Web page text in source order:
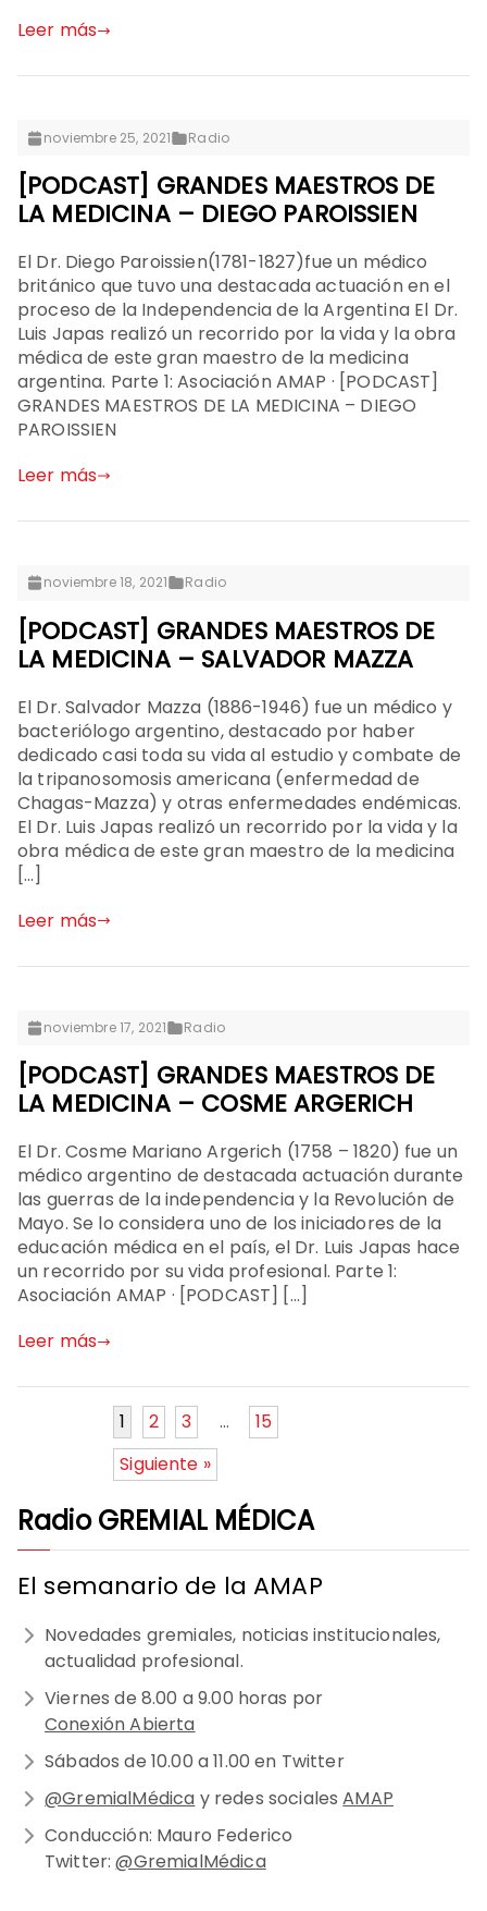
Leer más
noviembre 25, 2021 Radio
[PODCAST] GRANDES MAESTROS DE
LA MEDICINA – DIEGO PAROISSIEN
El Dr. Diego Paroissien(1781-1827)fue un médico
británico que tuvo una destacada actuación en el
proceso de la Independencia de la Argentina El Dr.
Luis Japas realizó un recorrido por la vida y la obra
médica de este gran maestro de la medicina
argentina. Parte 1: Asociación AMAP · [PODCAST]
GRANDES MAESTROS DE LA MEDICINA – DIEGO
PAROISSIEN
Leer más
noviembre 18, 2021 Radio
[PODCAST] GRANDES MAESTROS DE
LA MEDICINA – SALVADOR MAZZA
El Dr. Salvador Mazza (1886-1946) fue un médico y
bacteriólogo argentino, destacado por haber
dedicado casi toda su vida al estudio y combate de
la tripanosomosis americana (enfermedad de
Chagas-Mazza) y otras enfermedades endémicas.
El Dr. Luis Japas realizó un recorrido por la vida y la
obra médica de este gran maestro de la medicina
[…]
Leer más
noviembre 17, 2021 Radio
[PODCAST] GRANDES MAESTROS DE
LA MEDICINA – COSME ARGERICH
El Dr. Cosme Mariano Argerich (1758 – 1820) fue un
médico argentino de destacada actuación durante
las guerras de la independencia y la Revolución de
Mayo. Se lo considera uno de los iniciadores de la
educación médica en el país, el Dr. Luis Japas hace
un recorrido por su vida profesional. Parte 1:
Asociación AMAP · [PODCAST] […]
Leer más
1 2 3 …
15
Siguiente »
Radio GREMIAL MÉDICA
El semanario de la AMAP
Novedades gremiales, noticias institucionales,
actualidad profesional.
Viernes de 8.00 a 9.00 horas por
Conexión Abierta
Sábados de 10.00 a 11.00 en Twitter
@GremialMédica y redes socialesAMAP
Conducción: Mauro Federico
Twitter:@GremialMédica